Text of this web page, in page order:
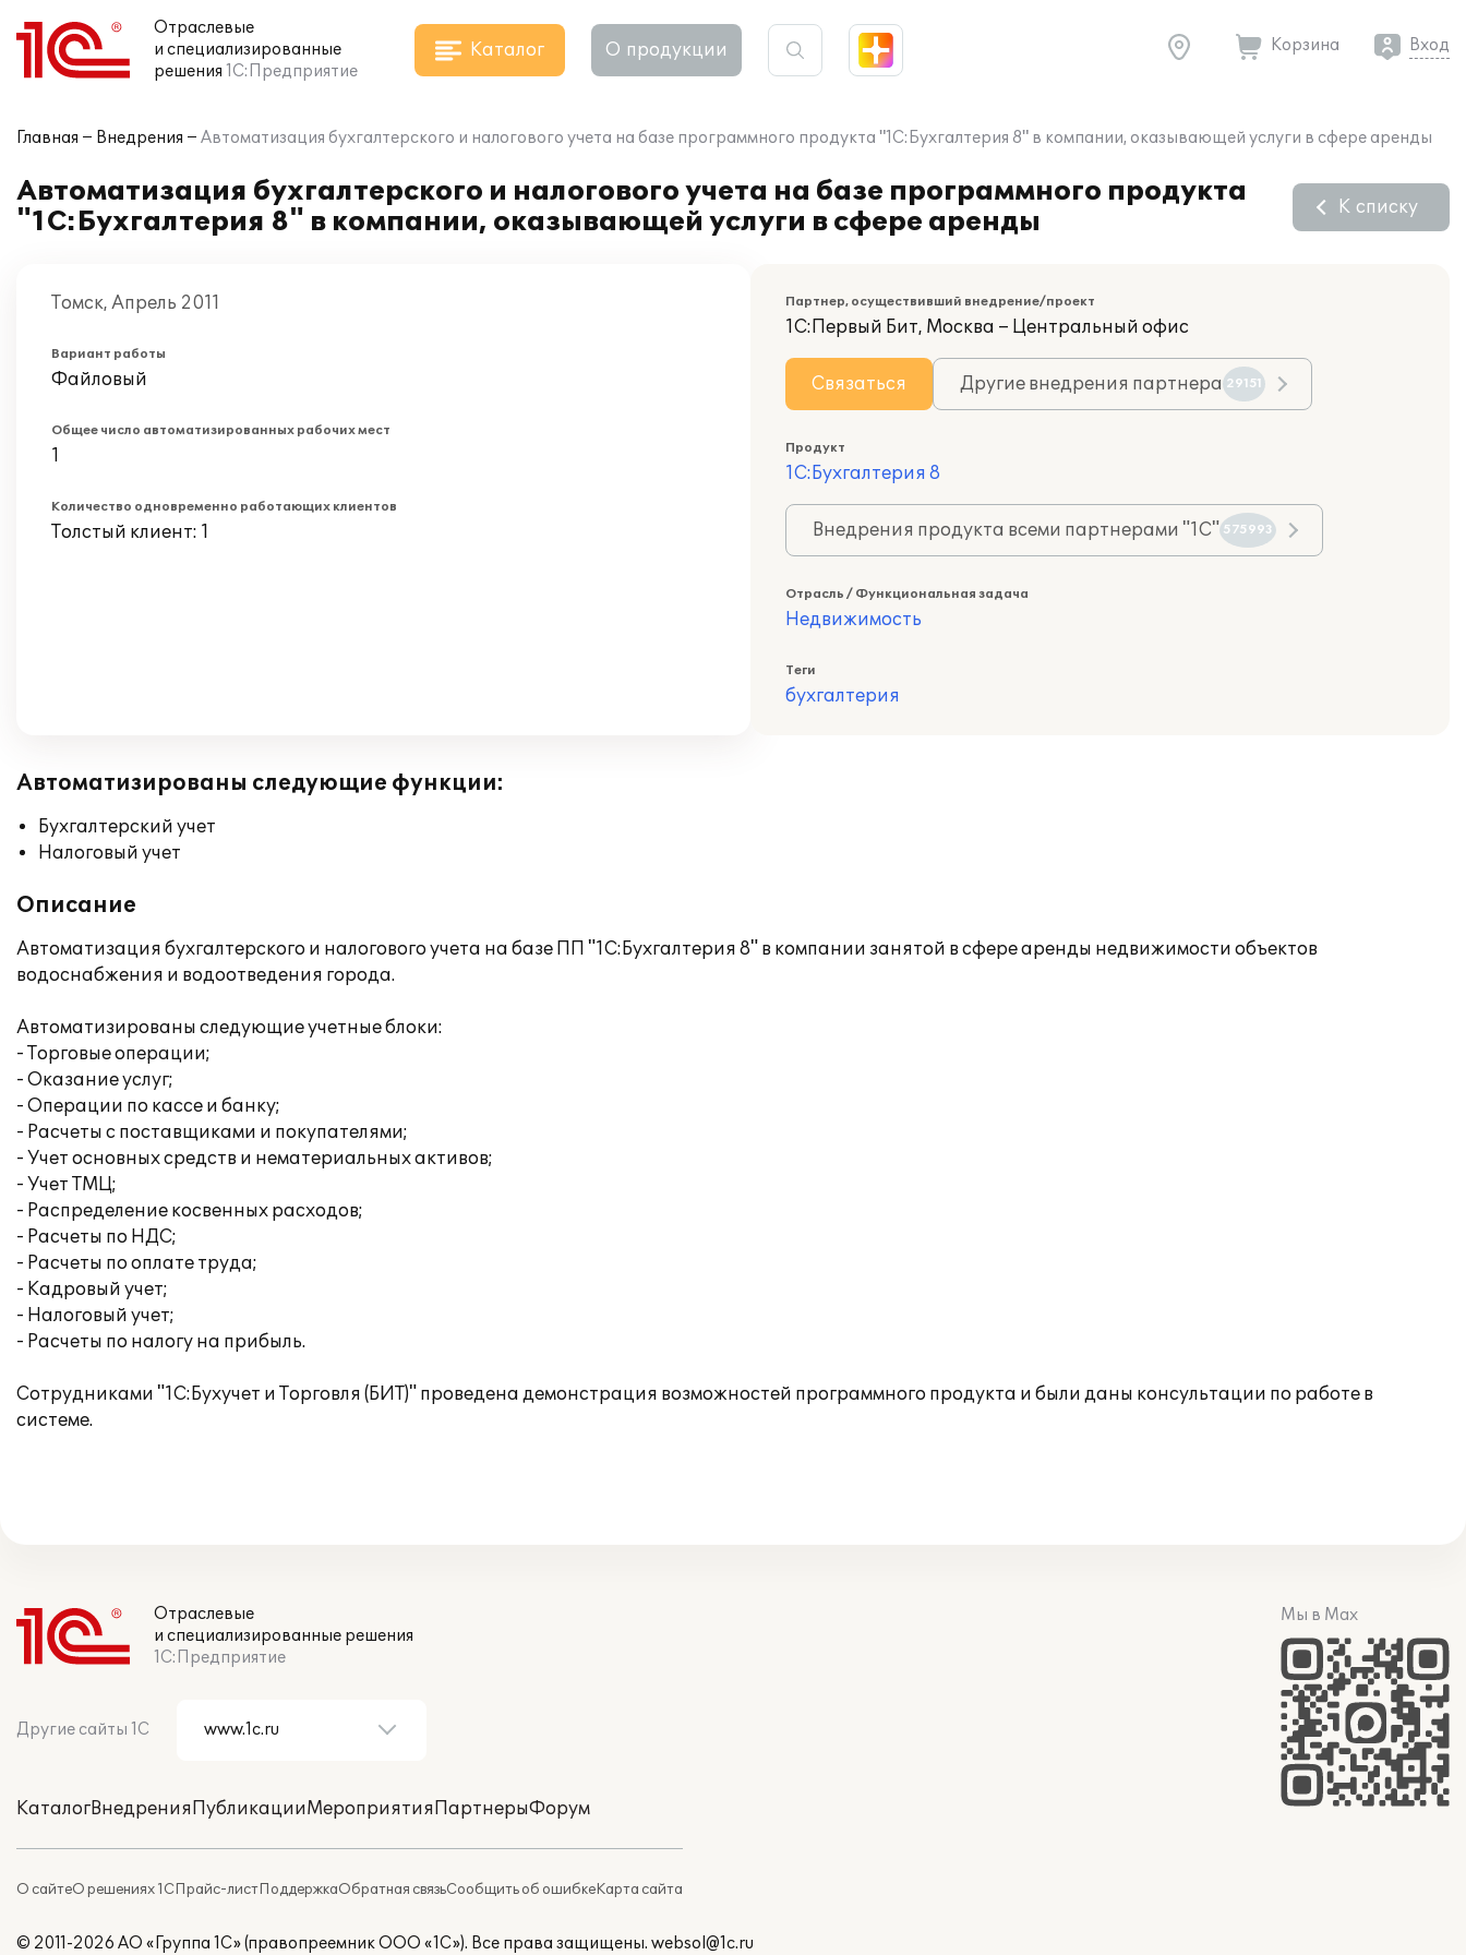
Отраслевые
и специализированные
решения 1С:Предприятие
Каталог О продукции Корзина Вход
Главная Внедрения Автоматизация бухгалтерского и налогового учета на базе программного продукта "1С:Бухгалтерия 8" в компании, оказывающей услуги в сфере аренды
Автоматизация бухгалтерского и налогового учета на базе программного продукта
"1С:Бухгалтерия 8" в компании, оказывающей услуги в сфере аренды
К списку
Томск, Апрель 2011
Вариант работы
Файловый
Общее число автоматизированных рабочих мест
1
Количество одновременно работающих клиентов
Толстый клиент: 1
Партнер, осуществивший внедрение/проект
1С:Первый Бит, Москва – Центральный офис
Связаться Другие внедрения партнера 29151
Продукт
1С:Бухгалтерия 8
Внедрения продукта всеми партнерами "1С" 575993
Отрасль / Функциональная задача
Недвижимость
Теги
бухгалтерия
Автоматизированы следующие функции:
Бухгалтерский учет
Налоговый учет
Описание
Автоматизация бухгалтерского и налогового учета на базе ПП "1С:Бухгалтерия 8" в компании занятой в сфере аренды недвижимости объектов
водоснабжения и водоотведения города.
Автоматизированы следующие учетные блоки:
- Торговые операции;
- Оказание услуг;
- Операции по кассе и банку;
- Расчеты с поставщиками и покупателями;
- Учет основных средств и нематериальных активов;
- Учет ТМЦ;
- Распределение косвенных расходов;
- Расчеты по НДС;
- Расчеты по оплате труда;
- Кадровый учет;
- Налоговый учет;
- Расчеты по налогу на прибыль.
Сотрудниками "1С:Бухучет и Торговля (БИТ)" проведена демонстрация возможностей программного продукта и были даны консультации по работе в
системе.
Отраслевые
и специализированные решения
1С:Предприятие
Другие сайты 1С
КаталогВнедренияПубликацииМероприятияПартнерыФорум
О сайтеО решениях 1СПрайс-листПоддержкаОбратная связьСообщить об ошибкеКарта сайта
Мы в Max
© 2011-2026 АО «Группа 1С» (правопреемник ООО «1С»). Все права защищены. websol@1c.ru